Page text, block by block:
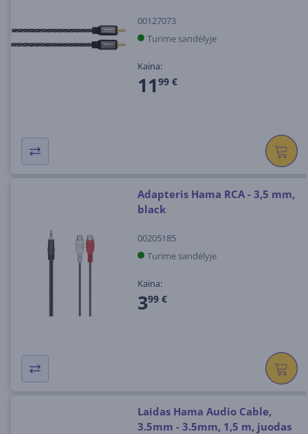
00127073
Turime sandėlyje
Kaina:
11 99 €
Adapteris Hama RCA - 3,5 mm,
black
00205185
Turime sandėlyje
Kaina:
399 €
Laidas Hama Audio Cable,
3.5mm - 3.5mm, 1,5 m, juodas